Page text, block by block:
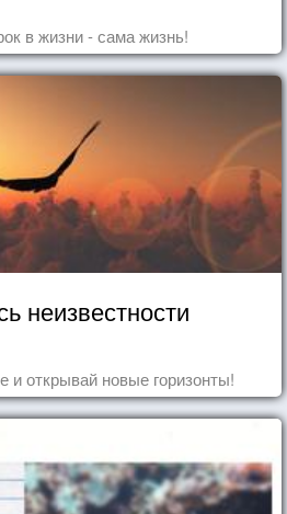
в жизни - сама жизнь!
неизвестности
открывай новые горизонты!